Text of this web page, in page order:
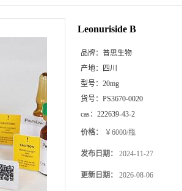
Leonuriside B
品牌： 普思生物
产地：
四川
型号： 20mg
货号： PS3670-0020
cas： 222639-43-2
价格： ￥6000/瓶
发布日期： 2024-11-27
更新日期： 2026-08-06